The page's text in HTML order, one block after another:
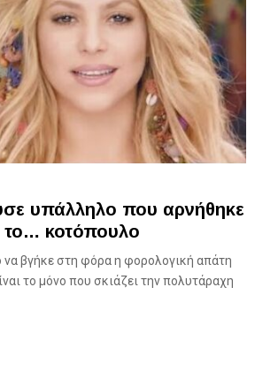
υπάλληλο που αρνήθηκε
το… κοτόπουλο
να βγήκε στη φόρα η φορολογική απάτη
το μόνο που σκιάζει την πολυτάραχη